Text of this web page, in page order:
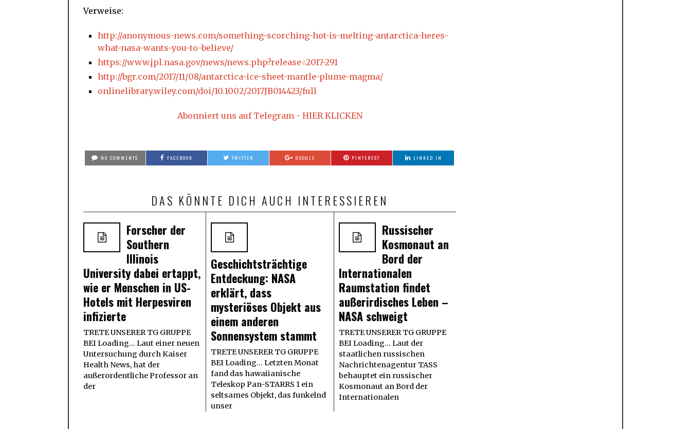
Verweise:
http://anonymous-news.com/something-scorching-hot-is-melting-antarctica-heres-
what-nasa-wants-you-to-believe/
https://www.jpl.nasa.gov/news/news.php?release=2017-291
http://bgr.com/2017/11/08/antarctica-ice-sheet-mantle-plume-magma/
onlinelibrary.wiley.com/doi/10.1002/2017JB014423/full
Abonniert uns auf Telegram - HIER KLICKEN
NO COMMENTS FACEBOOK TWITTER GOOGLE PINTEREST LINKED IN
DAS KÖNNTE DICH AUCH INTERESSIEREN
Forscher der
Southern
Illinois
University dabei ertappt,
wie er Menschen in US-
Hotels mit Herpesviren
infizierte
TRETE UNSERER TG GRUPPE
BEI Loading... Laut einer neuen
Untersuchung durch Kaiser
Health News, hat der
außerordentliche Professor an
der
Geschichtsträchtige
Entdeckung: NASA
erklärt, dass
mysteriöses Objekt aus
einem anderen
Sonnensystem stammt
TRETE UNSERER TG GRUPPE
BEI Loading... Letzten Monat
fand das hawaiianische
Teleskop Pan-STARRS 1 ein
seltsames Objekt, das funkelnd
unser
Russischer
Kosmonaut an
Bord der
Internationalen
Raumstation findet
außerirdisches Leben –
NASA schweigt
TRETE UNSERER TG GRUPPE
BEI Loading... Laut der
staatlichen russischen
Nachrichtenagentur TASS
behauptet ein russischer
Kosmonaut an Bord der
Internationalen